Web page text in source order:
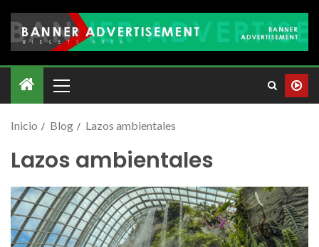
Inicio Blog Lazos ambientales
Lazos ambientales